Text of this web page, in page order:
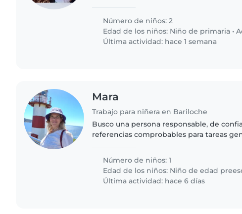
Número de niños: 2
Edad de los niños: Niño de primaria •
Última actividad: hace 1 semana
Mara
Trabajo para niñera en Bariloche
Busco una persona responsable, de
referencias comprobables para tareas
5 años del jardín (pago..
Número de niños: 1
Edad de los niños: Niño de edad
Última actividad: hace 6 días